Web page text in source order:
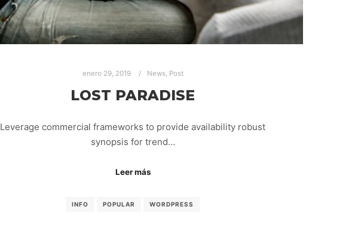
enero 29, 2019 News, Post
LOST PARADISE
Leverage commercial frameworks to provide availability robust
synopsis for trend…
Leer más
INFO POPULAR WORDPRESS